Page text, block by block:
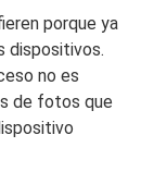
porque ya
dispositivos.
no es
de fotos que